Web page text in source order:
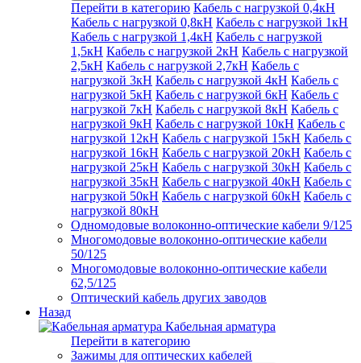
Перейти в категорию Кабель с нагрузкой 0,4кН
Кабель с нагрузкой 0,8кН Кабель с нагрузкой 1кН
Кабель с нагрузкой 1,4кН Кабель с нагрузкой
1,5кН Кабель с нагрузкой 2кН Кабель с нагрузкой
2,5кН Кабель с нагрузкой 2,7кН Кабель с
нагрузкой 3кН Кабель с нагрузкой 4кН Кабель с
нагрузкой 5кН Кабель с нагрузкой 6кН Кабель с
нагрузкой 7кН Кабель с нагрузкой 8кН Кабель с
нагрузкой 9кН Кабель с нагрузкой 10кН Кабель с
нагрузкой 12кН Кабель с нагрузкой 15кН Кабель с
нагрузкой 16кН Кабель с нагрузкой 20кН Кабель с
нагрузкой 25кН Кабель с нагрузкой 30кН Кабель с
нагрузкой 35кН Кабель с нагрузкой 40кН Кабель с
нагрузкой 50кН Кабель с нагрузкой 60кН Кабель с
нагрузкой 80кН
Одномодовые волоконно-оптические кабели 9/125
Многомодовые волоконно-оптические кабели
50/125
Многомодовые волоконно-оптические кабели
62,5/125
Оптический кабель других заводов
Назад
Кабельная арматура
Перейти в категорию
Зажимы для оптических кабелей